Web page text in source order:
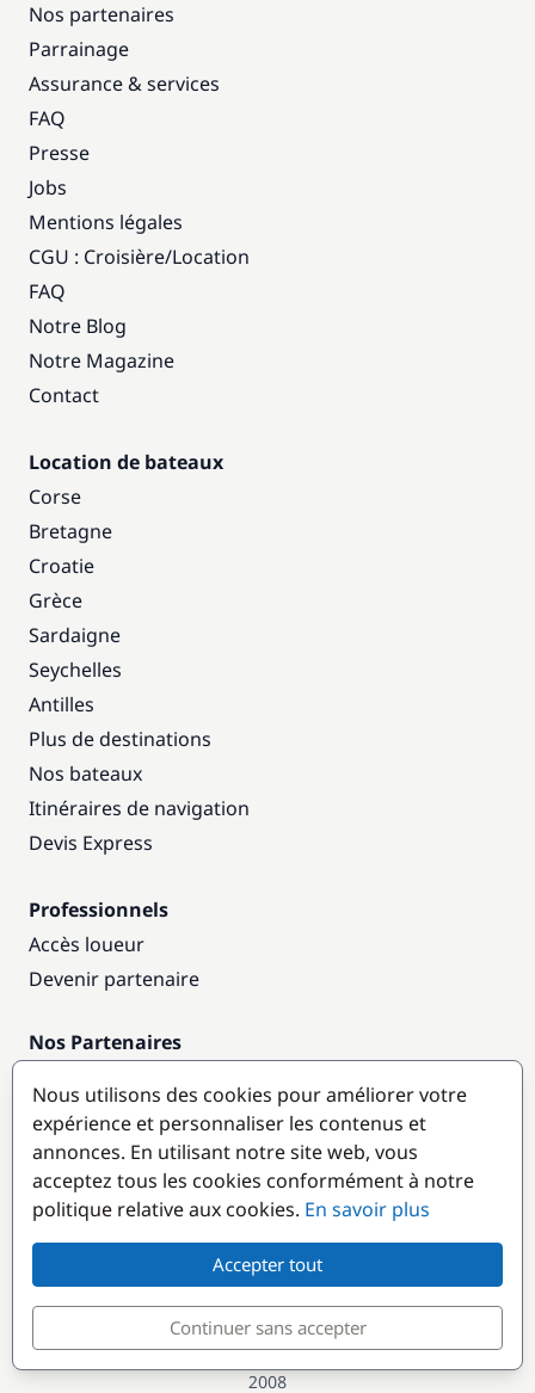
Nos partenaires
Parrainage
Assurance & services
FAQ
Presse
Jobs
Mentions légales
CGU : Croisière/Location
FAQ
Notre Blog
Notre Magazine
Contact
Location de bateaux
Corse
Bretagne
Croatie
Grèce
Sardaigne
Seychelles
Antilles
Plus de destinations
Nos bateaux
Itinéraires de navigation
Devis Express
Professionnels
Accès loueur
Devenir partenaire
Nos Partenaires
Destinations populaires
© GlobeSailor
Croisières & Location de bateaux depuis
2008
Nous utilisons des cookies pour améliorer votre
expérience et personnaliser les contenus et
annonces. En utilisant notre site web, vous
acceptez tous les cookies conformément à notre
politique relative aux cookies. En savoir plus
Accepter tout
Continuer sans accepter